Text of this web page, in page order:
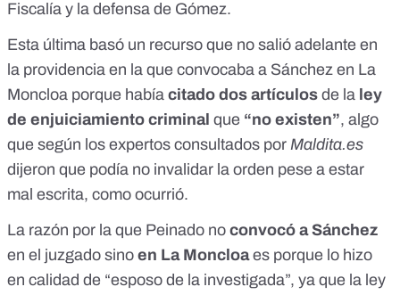
Fiscalía y la defensa de Gómez.
Esta última basó un recurso que no salió adelante en
la providencia en la que convocaba a Sánchez en La
Moncloa porque había citado dos artículos de la ley
de enjuiciamiento criminal que “no existen”, algo
que según los expertos consultados por Maldita.es
dijeron que podía no invalidar la orden pese a estar
mal escrita, como ocurrió.
La razón por la que Peinado no convocó a Sánchez
en el juzgado sino en La Moncloaes porque lo hizo
en calidad de “esposo de la investigada”, ya que la ley